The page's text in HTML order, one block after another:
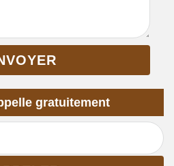
gratuitement